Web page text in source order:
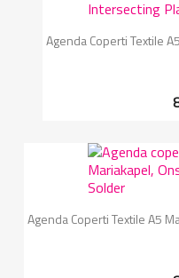
Agenda Coperti Textile
Agenda Coperti Textile A5